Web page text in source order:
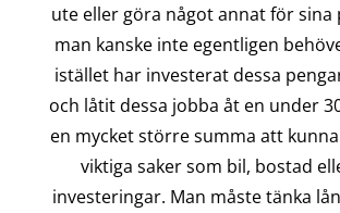
ute eller göra något annat för sina
man kanske inte egentligen
istället har investerat dessa
och låtit dessa jobba åt en under
en mycket större summa att
viktiga saker som bil, bostad
investeringar. Man måste tänka